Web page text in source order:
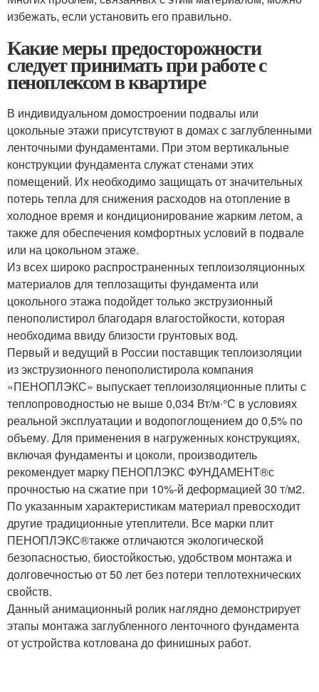
избежать, если установить его правильно.
Какие меры предосторожности
следует принимать при работе с
пеноплексом в квартире
В индивидуальном домостроении подвалы или
цокольные этажи присутствуют в домах с заглубленными
ленточными фундаментами. При этом вертикальные
конструкции фундамента служат стенами этих
помещений. Их необходимо защищать от значительных
потерь тепла для снижения расходов на отопление в
холодное время и кондиционирование жарким летом, а
также для обеспечения комфортных условий в подвале
или на цокольном этаже.
Из всех широко распространенных теплоизоляционных
материалов для теплозащиты фундамента или
цокольного этажа подойдет только экструзионный
пенополистирол благодаря влагостойкости, которая
необходима ввиду близости грунтовых вод.
Первый и ведущий в России поставщик теплоизоляции
из экструзионного пенополистирола компания
«ПЕНОПЛЭКС» выпускает теплоизоляционные плиты с
теплопроводностью не выше 0,034 Вт/м∙°С в условиях
реальной эксплуатации и водопоглощением до 0,5% по
объему. Для применения в нагруженных конструкциях,
включая фундаменты и цоколи, производитель
рекомендует марку ПЕНОПЛЭКС ФУНДАМЕНТ®с
прочностью на сжатие при 10%-й деформацией 30 т/м2.
По указанным характеристикам материал превосходит
другие традиционные утеплители. Все марки плит
ПЕНОПЛЭКС®также отличаются экологической
безопасностью, биостойкостью, удобством монтажа и
долговечностью от 50 лет без потери теплотехнических
свойств.
Данный анимационный ролик наглядно демонстрирует
этапы монтажа заглубленного ленточного фундамента
от устройства котлована до финишных работ.